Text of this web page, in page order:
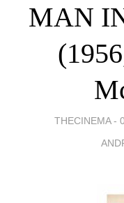
MAN
THECINEMA -